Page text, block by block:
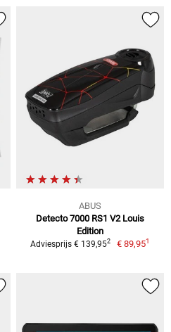
ABUS
Detecto 7000 RS1 V2 Louis
Edition
Adviesprijs € 139,952 € 89,951